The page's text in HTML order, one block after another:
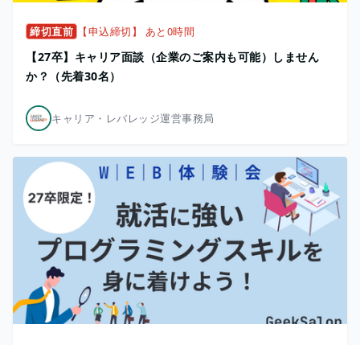
締切直前 【申込締切】 あと0時間
【27卒】キャリア面談（企業のご案内も可能）しません
か？（先着30名）
キャリア・レバレッジ運営事務局